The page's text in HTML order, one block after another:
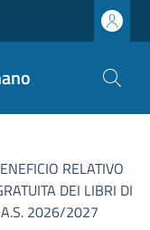
RELATIVO
DEI LIBRI DI
A.S. 2026/2027